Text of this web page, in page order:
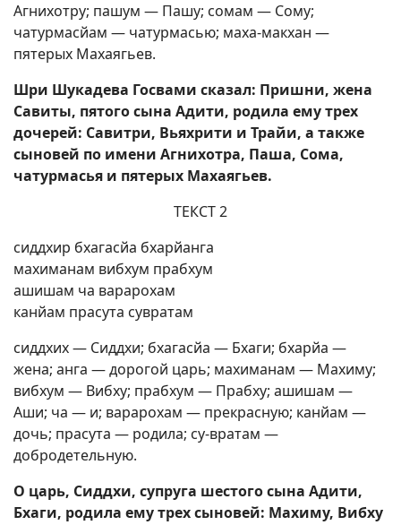
Агнихотру; пашум — Пашу; сомам — Сому;
чатурмасйам — чатурмасью; маха-макхан —
пятерых Махаягьев.
Шри Шукадева Госвами сказал: Пришни, жена
Савиты, пятого сына Адити, родила ему трех
дочерей: Савитри, Вьяхрити и Трайи, а также
сыновей по имени Агнихотра, Паша, Сома,
чатурмасья и пятерых Махаягьев.
ТЕКСТ 2
сиддхир бхагасйа бхарйанга
махиманам вибхум прабхум
ашишам ча варарохам
канйам прасута сувратам
сиддхих — Сиддхи; бхагасйа — Бхаги; бхарйа —
жена; анга — дорогой царь; махиманам — Махиму;
вибхум — Вибху; прабхум — Прабху; ашишам —
Аши; ча — и; варарохам — прекрасную; канйам —
дочь; прасута — родила; су-вратам —
добродетельную.
О царь, Сиддхи, супруга шестого сына Адити,
Бхаги, родила ему трех сыновей: Махиму, Вибху